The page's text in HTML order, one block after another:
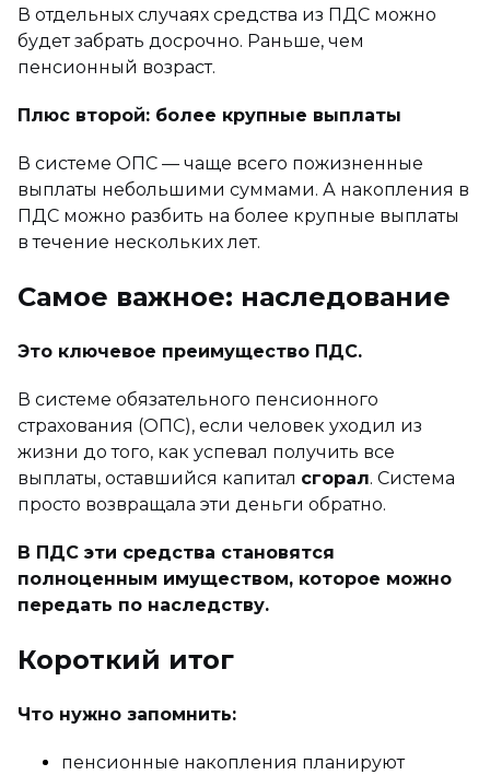
В отдельных случаях средства из ПДС можно
будет забрать досрочно. Раньше, чем
пенсионный возраст.
Плюс второй: более крупные выплаты
В системе ОПС — чаще всего пожизненные
выплаты небольшими суммами. А накопления в
ПДС можно разбить на более крупные выплаты
в течение нескольких лет.
Самое важное: наследование
Это ключевое преимущество ПДС.
В системе обязательного пенсионного
страхования (ОПС), если человек уходил из
жизни до того, как успевал получить все
выплаты, оставшийся капитал сгорал. Система
просто возвращала эти деньги обратно.
В ПДС эти средства становятся
полноценным имуществом, которое можно
передать по наследству.
Короткий итог
Что нужно запомнить:
пенсионные накопления планируют